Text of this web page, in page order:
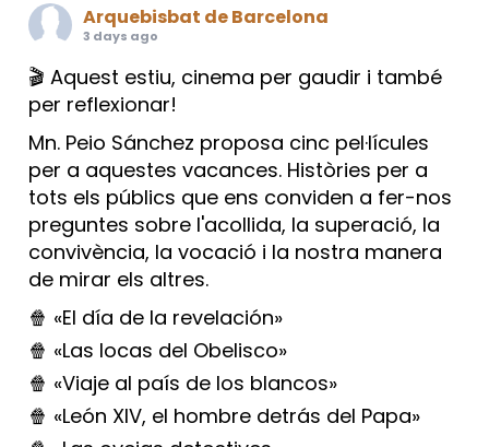
Arquebisbat de Barcelona
3 days ago
🎬 Aquest estiu, cinema per gaudir i també
per reflexionar!
Mn. Peio Sánchez proposa cinc pel·lícules
per a aquestes vacances. Històries per a
tots els públics que ens conviden a fer-nos
preguntes sobre l'acollida, la superació, la
convivència, la vocació i la nostra manera
de mirar els altres.
🍿 «El día de la revelación»
🍿 «Las locas del Obelisco»
🍿 «Viaje al país de los blancos»
🍿 «León XIV, el hombre detrás del Papa»